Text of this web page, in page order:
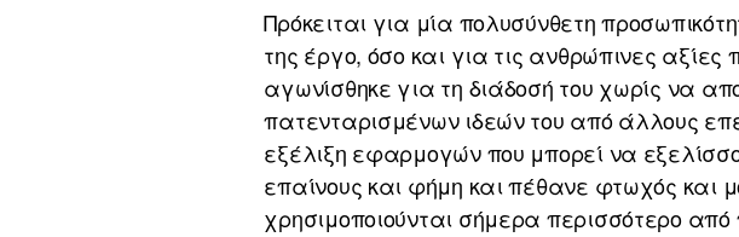
Πρόκειται για μία πολυσύνθετη
της έργο, όσο και για τις ανθρώπινες
αγωνίσθηκε για τη διάδοσή του χωρίς να
πατενταρισμένων ιδεών του από άλλους
εξέλιξη εφαρμογών που μπορεί να
επαίνους και φήμη και πέθανε φτωχός και
χρησιμοποιούνται σήμερα περισσότερο από